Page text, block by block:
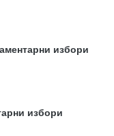
избори
избори